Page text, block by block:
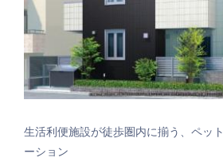
生活利便施設が徒歩圏内に揃う、ペッ
ーション